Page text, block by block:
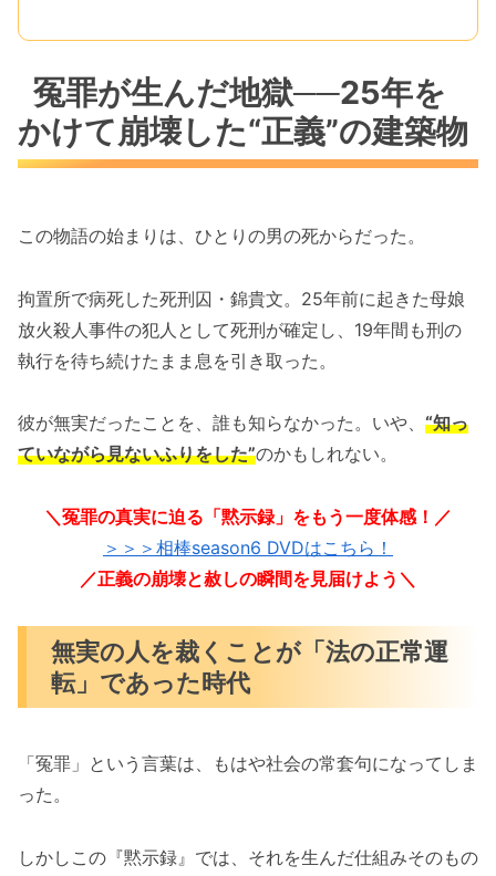
冤罪が生んだ地獄──25年を
かけて崩壊した“正義”の建築物
この物語の始まりは、ひとりの男の死からだった。
拘置所で病死した死刑囚・錦貴文。25年前に起きた母娘
放火殺人事件の犯人として死刑が確定し、19年間も刑の
執行を待ち続けたまま息を引き取った。
彼が無実だったことを、誰も知らなかった。いや、 “知っ
ていながら見ないふりをした”のかもしれない。
＼冤罪の真実に迫る「黙示録」をもう一度体感！／
＞＞＞相棒season6 DVDはこちら！
／正義の崩壊と赦しの瞬間を見届けよう＼
無実の人を裁くことが「法の正常運
転」であった時代
「冤罪」という言葉は、もはや社会の常套句になってしま
った。
しかしこの『黙示録』では、それを生んだ仕組みそのもの